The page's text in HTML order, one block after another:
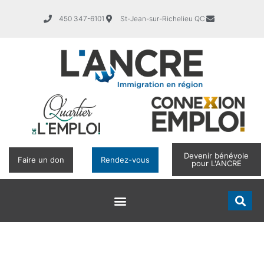
450 347-6101 St-Jean-sur-Richelieu QC
Faire un don Rendez-vous
Devenir bénévole
pour L'ANCRE